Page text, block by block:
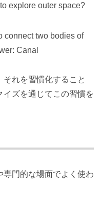
explore outer space?
connect two bodies of
Canal
れを習慣化すること
イズを通じてこの習慣を
門的な場面でよく使わ